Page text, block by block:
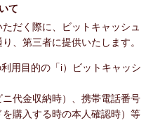
て
だく際に、ビットキャッシュ
、第三者に提供いたします。
用目的の「i）ビットキャッシ
代金収納時）、携帯電話番号
を購入する時の本人確認時）等